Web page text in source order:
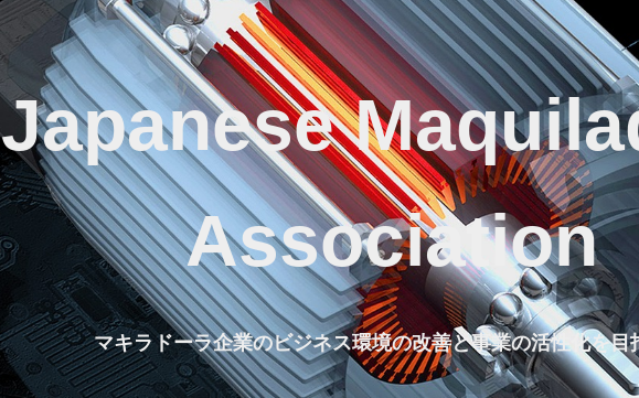
Japanese
Association
マキラドーラ企業のビジネス環境の改善と事業の活性化を目